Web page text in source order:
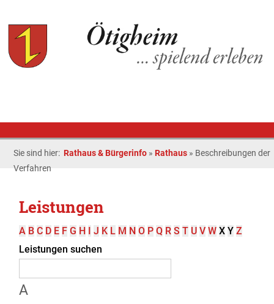
Sie sind hier: Rathaus & Bürgerinfo » Rathaus » Beschreibungen der
Verfahren
Leistungen
A B C D E F G H I J K L M N O P Q R S T U V W X Y Z
Leistungen suchen
A